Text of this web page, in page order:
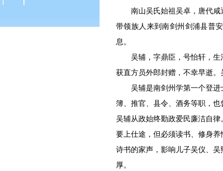
南山吴氏始祖吴卓，唐代咸
带领族人来到南剑州剑浦县普
息。
吴辅，字鼎臣，号怡轩，生
获直方员外郎封赠，不幸早逝
吴辅是南剑州学第一个登进
簿、推官、县令、酒务等职，
吴辅从政始终勤政爱民廉洁自
要上仕途，但必须读书、修身
诗书的家声，影响儿子吴仪、
厚。